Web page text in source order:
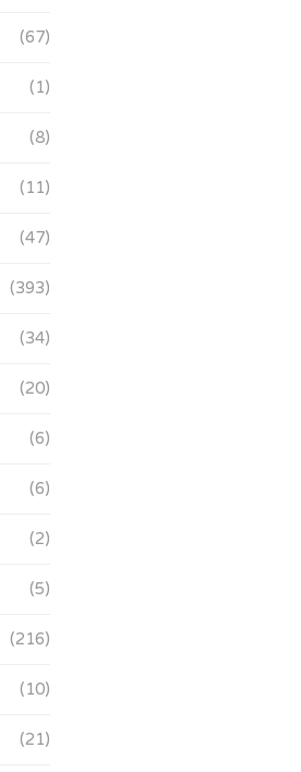
(67)
(1)
(8)
(11)
(47)
(393)
(34)
(20)
(6)
(6)
(2)
(5)
(216)
(10)
(21)